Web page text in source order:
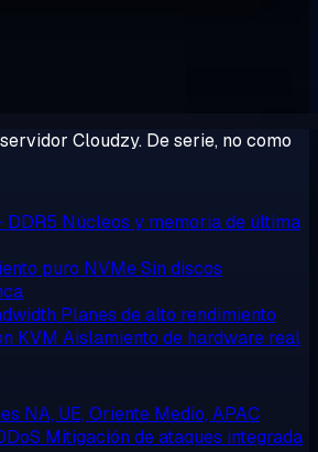
Cloudzy. De serie, no como
DDR5 Núcleos y memoria de última
puro NVMeSin discos
Planes de alto rendimiento
KVM Aislamiento de hardware real
NA, UE, Oriente Medio, APAC
Mitigación de ataques integrada